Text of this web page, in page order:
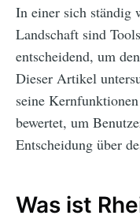
In einer sich ständig
Landschaft sind
entscheidend, um
Dieser Artikel
seine
bewertet, um
Entscheidung über
Was ist